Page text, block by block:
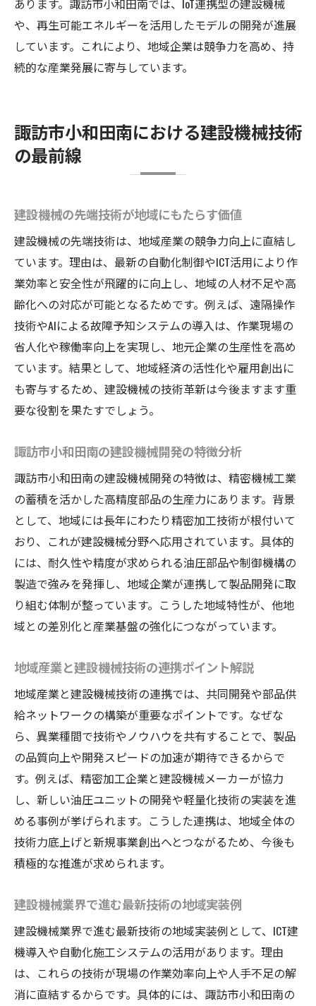
中小企業同士が建設機械開発で築く連携体
制
建設機械開発を支える諏訪市の産業ネット
ワーク
介
地域連携が生み出す建設機械の技術革新
商業連合会の活動と建設機械開発の相乗効
建設機械開発で注目される地域企業の取組
み
今後注目の建設機械開発と地域産業の展望
建設機械の次世代開発が地域産業を導く可
能性
建設機械新技術が拓く地域経済の未来
建設機械開発と地域産業の持続的な成長戦
略
地域企業が挑む建設機械の将来ビジョン
建設機械業界の動向と地域産業のシナジー
建設機械の進化がもたらす産業活性化の展
あります。諏訪市小和田南では、IoT連携型の建設機械
や、再生可能エネルギーを活用したモデルの開発が進展
しています。これにより、地域企業は競争力を高め、持
続的な産業発展に寄与しています。
諏訪市小和田南における建設機械技術
の最前線
建設機械の先端技術が地域にもたらす価値
建設機械の先端技術は、地域産業の競争力向上に直結し
ています。理由は、最新の自動化制御やICT活用により作
業効率と安全性が飛躍的に向上し、地域の人材不足や高
齢化への対応が可能となるためです。例えば、遠隔操作
技術やAIによる故障予知システムの導入は、作業現場の
省人化や稼働率向上を実現し、地元企業の生産性を高め
ています。結果として、地域経済の活性化や雇用創出に
も寄与するため、建設機械の技術革新は今後ますます重
要な役割を果たすでしょう。
諏訪市小和田南の建設機械開発の特徴分析
諏訪市小和田南の建設機械開発の特徴は、精密機械工業
の蓄積を活かした高精度部品の生産力にあります。背景
として、地域には長年にわたり精密加工技術が根付いて
おり、これが建設機械分野へ応用されています。具体的
には、耐久性や精度が求められる油圧部品や制御機構の
製造で強みを発揮し、地域企業が連携して製品開発に取
り組む体制が整っています。こうした地域特性が、他地
域との差別化と産業基盤の強化につながっています。
地域産業と建設機械技術の連携ポイント解説
地域産業と建設機械技術の連携では、共同開発や部品供
給ネットワークの構築が重要なポイントです。なぜな
ら、異業種間で技術やノウハウを共有することで、製品
の品質向上や開発スピードの加速が期待できるからで
す。例えば、精密加工企業と建設機械メーカーが協力
し、新しい油圧ユニットの開発や軽量化技術の実装を進
める事例が挙げられます。こうした連携は、地域全体の
技術力底上げと新規事業創出へとつながるため、今後も
積極的な推進が求められます。
建設機械業界で進む最新技術の地域実装例
建設機械業界で進む最新技術の地域実装例として、ICT建
機導入や自動化施工システムの活用があります。理由
は、これらの技術が現場の作業効率向上や人手不足の解
消に直結するからです。具体的には、諏訪市小和田南の